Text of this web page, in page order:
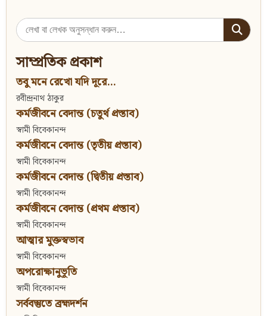
Search
for:
সাম্প্রতিক প্রকাশ
তবু মনে রেখো যদি দূরে...
রবীন্দ্রনাথ ঠাকুর
কর্মজীবনে বেদান্ত (চতুর্থ প্রস্তাব)
স্বামী বিবেকানন্দ
কর্মজীবনে বেদান্ত (তৃতীয় প্রস্তাব)
স্বামী বিবেকানন্দ
কর্মজীবনে বেদান্ত (দ্বিতীয় প্রস্তাব)
স্বামী বিবেকানন্দ
কর্মজীবনে বেদান্ত (প্রথম প্রস্তাব)
স্বামী বিবেকানন্দ
আত্মার মুক্তস্বভাব
স্বামী বিবেকানন্দ
অপরোক্ষানুভূতি
স্বামী বিবেকানন্দ
সর্ববস্তুতে ব্রহ্মদর্শন